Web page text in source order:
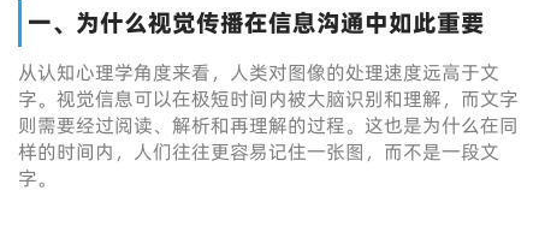
一、为什么视觉传播在信息沟通中如此重要
从认知心理学角度来看，人类对图像的处理速度远高于文
字。视觉信息可以在极短时间内被大脑识别和理解，而文字
则需要经过阅读、解析和再理解的过程。这也是为什么在同
样的时间内，人们往往更容易记住一张图，而不是一段文
字。